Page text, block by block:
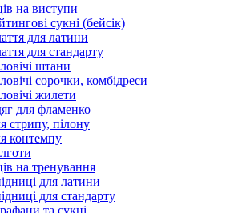
на виступи
сукні (бейсік)
для латини
для стандарту
штани
сорочки, комбідреси
жилети
для фламенко
стрипу, пілону
контемпу
на тренування
для латини
для стандарту
та сукні